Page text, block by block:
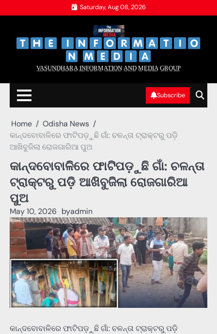
to
Saturday, Aug 08, 2026
V̲A̲S̲U̲N̲D̲H̲A̲R̲A̲ I̲N̲F̲O̲R̲M̲A̲T̲I̲O̲N̲ A̲N̲D̲ M̲E̲D̲I̲A̲ G̲R̲O̲U̲P̲
Subscribe
Home
Odisha News
କାନ୍ଦବୋବାଳିରେ ଫାଟିପଡ଼ୁଛି ଗାଁ: ଚଳନ୍ତା ଟ୍ରାକ୍ଟରୁ ପଡ଼ି
ଆଖିବୁଜିଲା ରୋଜଗାରିଆ ପୁଅ
କାନ୍ଦବୋବାଳିରେ ଫାଟିପଡ଼ୁଛି ଗାଁ: ଚଳନ୍ତା
ଟ୍ରାକ୍ଟରୁ ପଡ଼ି ଆଖିବୁଜିଲା ରୋଜଗାରିଆ
ପୁଅ
May 10, 2026 byadmin
କାନ୍ଦବୋବାଳିରେ ଫାଟିପଡ଼ୁଛି ଗାଁ: ଚଳନ୍ତା ଟ୍ରାକ୍ଟରୁ ପଡ଼ି